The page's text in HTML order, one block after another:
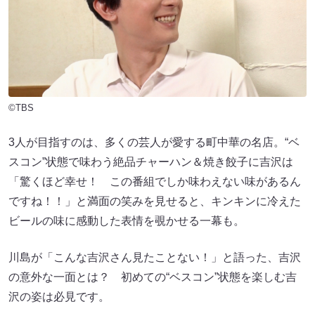
©TBS
3人が目指すのは、多くの芸人が愛する町中華の名店。“ベ
スコン”状態で味わう絶品チャーハン＆焼き餃子に吉沢は
「驚くほど幸せ！ この番組でしか味わえない味があるん
ですね！！」と満面の笑みを見せると、キンキンに冷えた
ビールの味に感動した表情を覗かせる一幕も。
川島が「こんな吉沢さん見たことない！」と語った、吉沢
の意外な一面とは？ 初めての“ベスコン”状態を楽しむ吉
沢の姿は必見です。